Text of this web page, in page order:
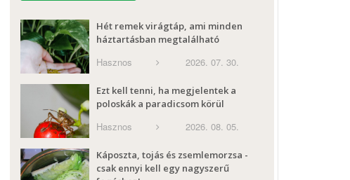
Hét remek virágtáp, ami minden
háztartásban megtalálható
Hasznos 2026. 07. 30.
Ezt kell tenni, ha megjelentek a
poloskák a paradicsom körül
Hasznos 2026. 08. 05.
Káposzta, tojás és zsemlemorzsa -
csak ennyi kell egy nagyszerű